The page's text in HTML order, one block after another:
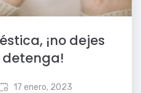
¡no dejes
detenga!
17 enero, 2023